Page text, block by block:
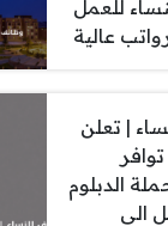
للعمل
| تعلن
الدبلوم
الى